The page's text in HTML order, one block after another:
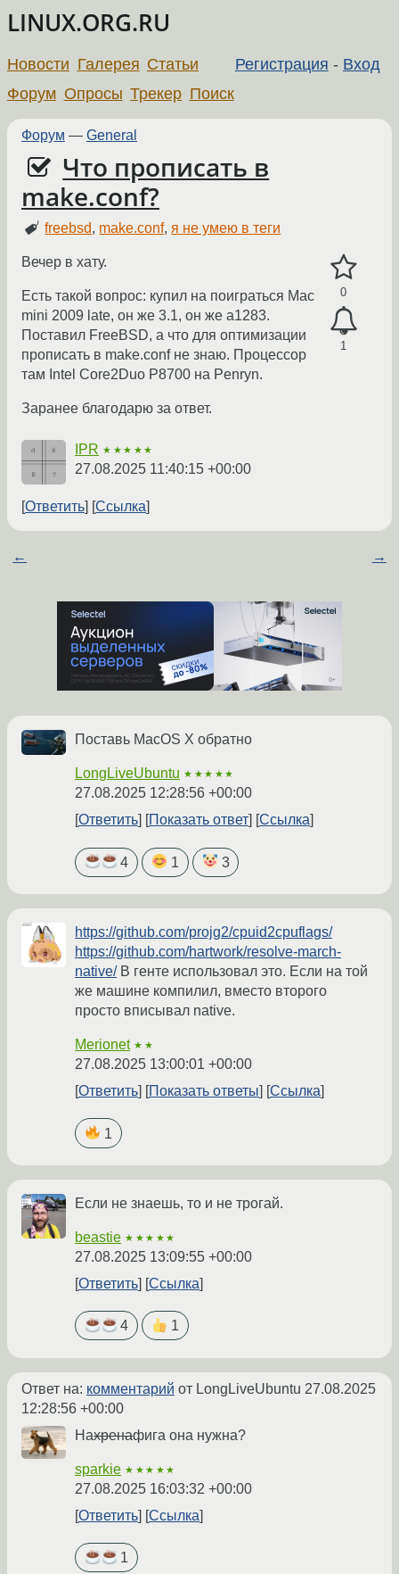
LINUX.ORG.RU
Регистрация - Вход
Новости Галерея Статьи
Форум Опросы Трекер Поиск
Форум — General
Что прописать в
make.conf?
freebsd, make.conf,я не умею в теги
0
1
Вечер в хату.
Есть такой вопрос: купил на поиграться Mac
mini 2009 late, он же 3.1, он же a1283.
Поставил FreeBSD, а что для оптимизации
прописать в make.conf не знаю. Процессор
там Intel Core2Duo P8700 на Penryn.
Заранее благодарю за ответ.
IPR ★★★★★
27.08.2025 11:40:15 +00:00
Ответить Ссылка
← →
Поставь MacOS X обратно
LongLiveUbuntu ★★★★★
27.08.2025 12:28:56 +00:00
Ответить
Показать ответ Ссылка
4 1 3
https://github.com/projg2/cpuid2cpuflags/
https://github.com/hartwork/resolve-march-
native/В генте использовал это. Если на той
же машине компилил, вместо второго
просто вписывал native.
Merionet ★★
27.08.2025 13:00:01 +00:00
Ответить
Показать ответы Ссылка
1
Если не знаешь, то и не трогай.
beastie ★★★★★
27.08.2025 13:09:55 +00:00
Ответить
Ссылка
4 1
Ответ на: комментарий от LongLiveUbuntu 27.08.2025
12:28:56 +00:00
Нахренафига она нужна?
sparkie ★★★★★
27.08.2025 16:03:32 +00:00
Ответить
Ссылка
1